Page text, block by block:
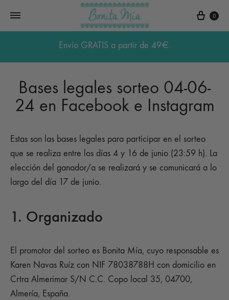
0
Envío GRATIS a partir de 49€.
Bases legales sorteo 04-06-
24 en Facebook e Instagram
Estas son las bases legales para participar en el sorteo
que se realiza entre los días 4 y 16 de junio (23:59 h). La
elección del ganador/a se realizará y se comunicará a lo
largo del día 17 de junio.
1. Organizado
El promotor del sorteo es Bonita Mía, cuyo responsable es
Karen Navas Ruíz con NIF 78038788H con domicilio en
Crtra Almerimar S/N C.C. Copo local 35, 04700,
Almería, España.